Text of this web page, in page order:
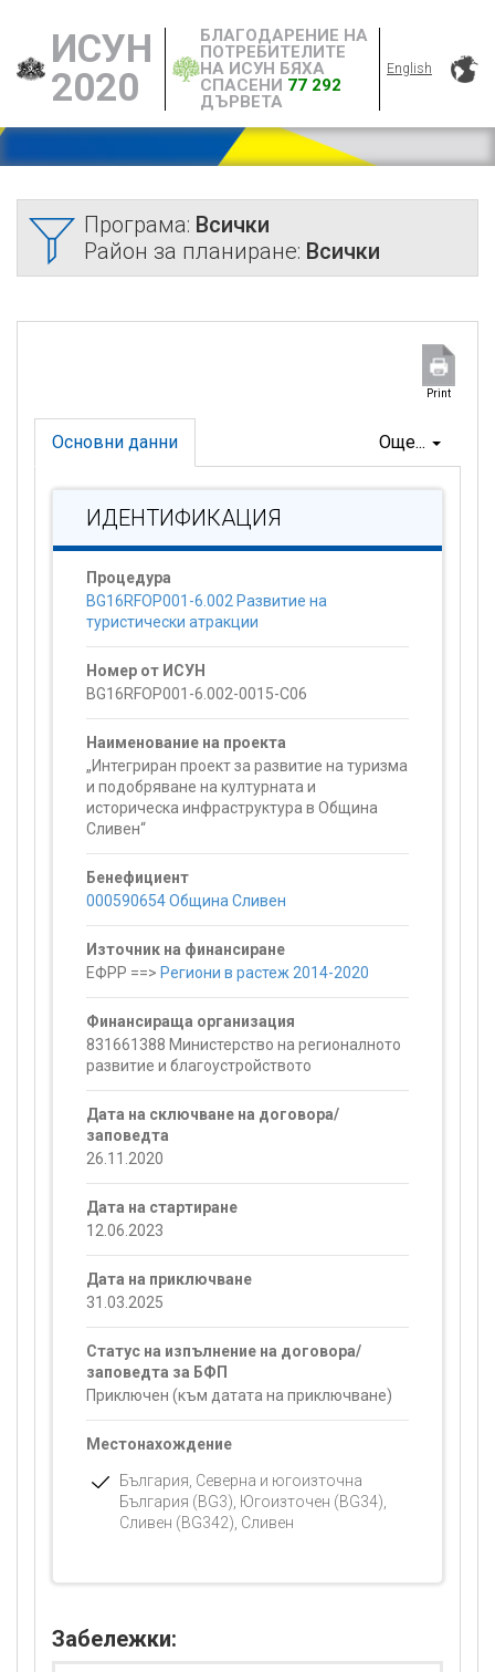
ИСУН
2020
БЛАГОДАРЕНИЕ НА
ПОТРЕБИТЕЛИТЕ
НА ИСУН БЯХА
СПАСЕНИ 77 292
ДЪРВЕТА
English
Програма: Всички
Район за планиране: Всички
Print
Още...
Основни данни
ИДЕНТИФИКАЦИЯ
Процедура
BG16RFOP001-6.002 Развитие на
туристически атракции
Номер от ИСУН
BG16RFOP001-6.002-0015-C06
Наименование на проекта
„Интегриран проект за развитие на туризма
и подобряване на културната и
историческа инфраструктура в Община
Сливен“
Бенефициент
000590654 Община Сливен
Източник на финансиране
ЕФРР ==> Региони в растеж 2014-2020
Финансираща организация
831661388 Министерство на регионалното
развитие и благоустройството
Дата на сключване на договора/
заповедта
26.11.2020
Дата на стартиране
12.06.2023
Дата на приключване
31.03.2025
Статус на изпълнение на договора/
заповедта за БФП
Приключен (към датата на приключване)
Местонахождение
България, Северна и югоизточна
България (BG3), Югоизточен (BG34),
Сливен (BG342), Сливен
Забележки: